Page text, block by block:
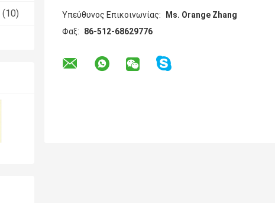
(10) Υπεύθυνος Επικοινωνίας:
Ms. Orange Zhang
Φαξ:
86-512-68629776